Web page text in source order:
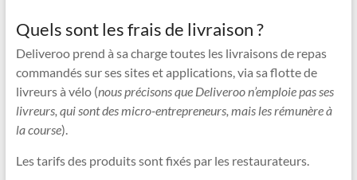
Quels sont les frais de livraison ?
Deliveroo prend à sa charge toutes les livraisons de repas
commandés sur ses sites et applications, via sa flotte de
livreurs à vélo (nous précisons que Deliveroo n’emploie pas ses
livreurs, qui sont des micro-entrepreneurs, mais les rémunère à
la course).
Les tarifs des produits sont fixés par les restaurateurs.